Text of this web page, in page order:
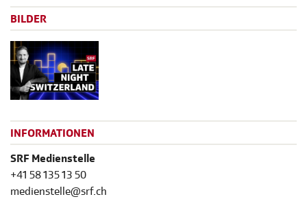
BILDER
INFORMATIONEN
SRF Medienstelle
+41 58 135 13 50
medienstelle@srf.ch